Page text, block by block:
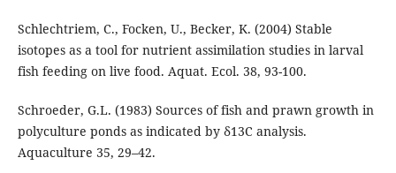
Schlechtriem, C., Focken, U., Becker, K. (2004) Stable
isotopes as a tool for nutrient assimilation studies in larval
fish feeding on live food. Aquat. Ecol. 38, 93-100.
Schroeder, G.L. (1983) Sources of fish and prawn growth in
polyculture ponds as indicated by δ13C analysis.
Aquaculture 35, 29–42.